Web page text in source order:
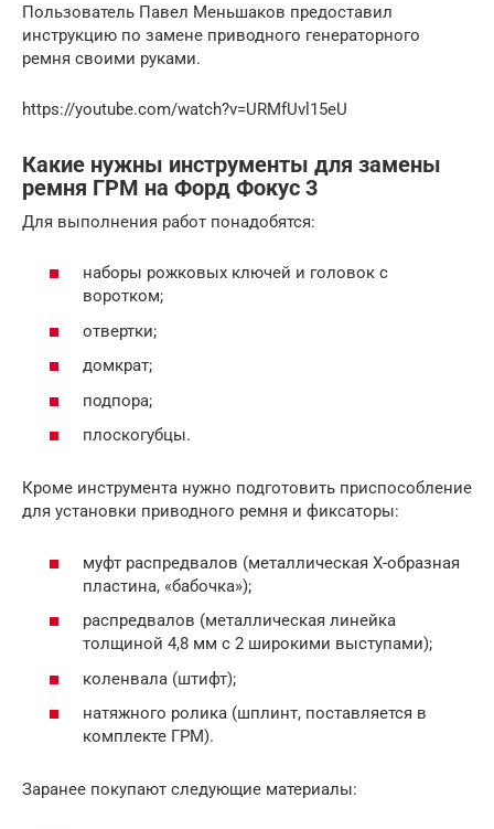
Пользователь Павел Меньшаков предоставил
инструкцию по замене приводного генераторного
ремня своими руками.
https://youtube.com/watch?v=URMfUvl15eU
Какие нужны инструменты для замены
ремня ГРМ на Форд Фокус 3
Для выполнения работ понадобятся:
наборы рожковых ключей и головок с
воротком;
отвертки;
домкрат;
подпора;
плоскогубцы.
Кроме инструмента нужно подготовить приспособление
для установки приводного ремня и фиксаторы:
муфт распредвалов (металлическая Х-образная
пластина, «бабочка»);
распредвалов (металлическая линейка
толщиной 4,8 мм с 2 широкими выступами);
коленвала (штифт);
натяжного ролика (шплинт, поставляется в
комплекте ГРМ).
Заранее покупают следующие материалы: